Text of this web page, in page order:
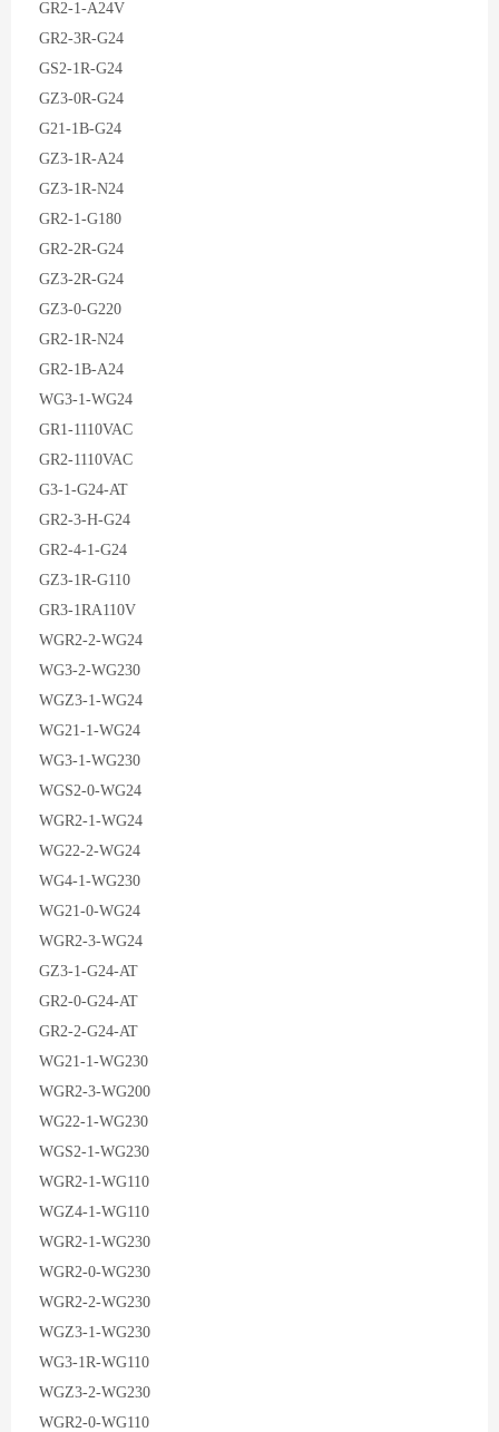
GR2-1-A24V
GR2-3R-G24
GS2-1R-G24
GZ3-0R-G24
G21-1B-G24
GZ3-1R-A24
GZ3-1R-N24
GR2-1-G180
GR2-2R-G24
GZ3-2R-G24
GZ3-0-G220
GR2-1R-N24
GR2-1B-A24
WG3-1-WG24
GR1-1110VAC
GR2-1110VAC
G3-1-G24-AT
GR2-3-H-G24
GR2-4-1-G24
GZ3-1R-G110
GR3-1RA110V
WGR2-2-WG24
WG3-2-WG230
WGZ3-1-WG24
WG21-1-WG24
WG3-1-WG230
WGS2-0-WG24
WGR2-1-WG24
WG22-2-WG24
WG4-1-WG230
WG21-0-WG24
WGR2-3-WG24
GZ3-1-G24-AT
GR2-0-G24-AT
GR2-2-G24-AT
WG21-1-WG230
WGR2-3-WG200
WG22-1-WG230
WGS2-1-WG230
WGR2-1-WG110
WGZ4-1-WG110
WGR2-1-WG230
WGR2-0-WG230
WGR2-2-WG230
WGZ3-1-WG230
WG3-1R-WG110
WGZ3-2-WG230
WGR2-0-WG110